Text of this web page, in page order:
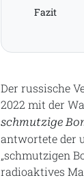
Fazit
Der russische
2022 mit der
schmutzige
antwortete der
„schmutzigen
radioaktives